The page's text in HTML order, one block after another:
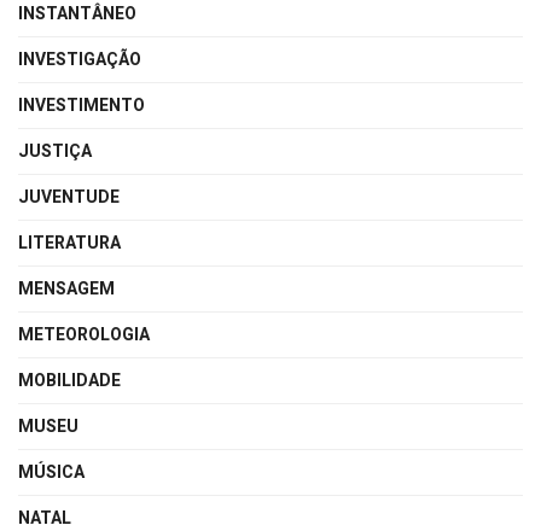
INSTANTÂNEO
INVESTIGAÇÃO
INVESTIMENTO
JUSTIÇA
JUVENTUDE
LITERATURA
MENSAGEM
METEOROLOGIA
MOBILIDADE
MUSEU
MÚSICA
NATAL